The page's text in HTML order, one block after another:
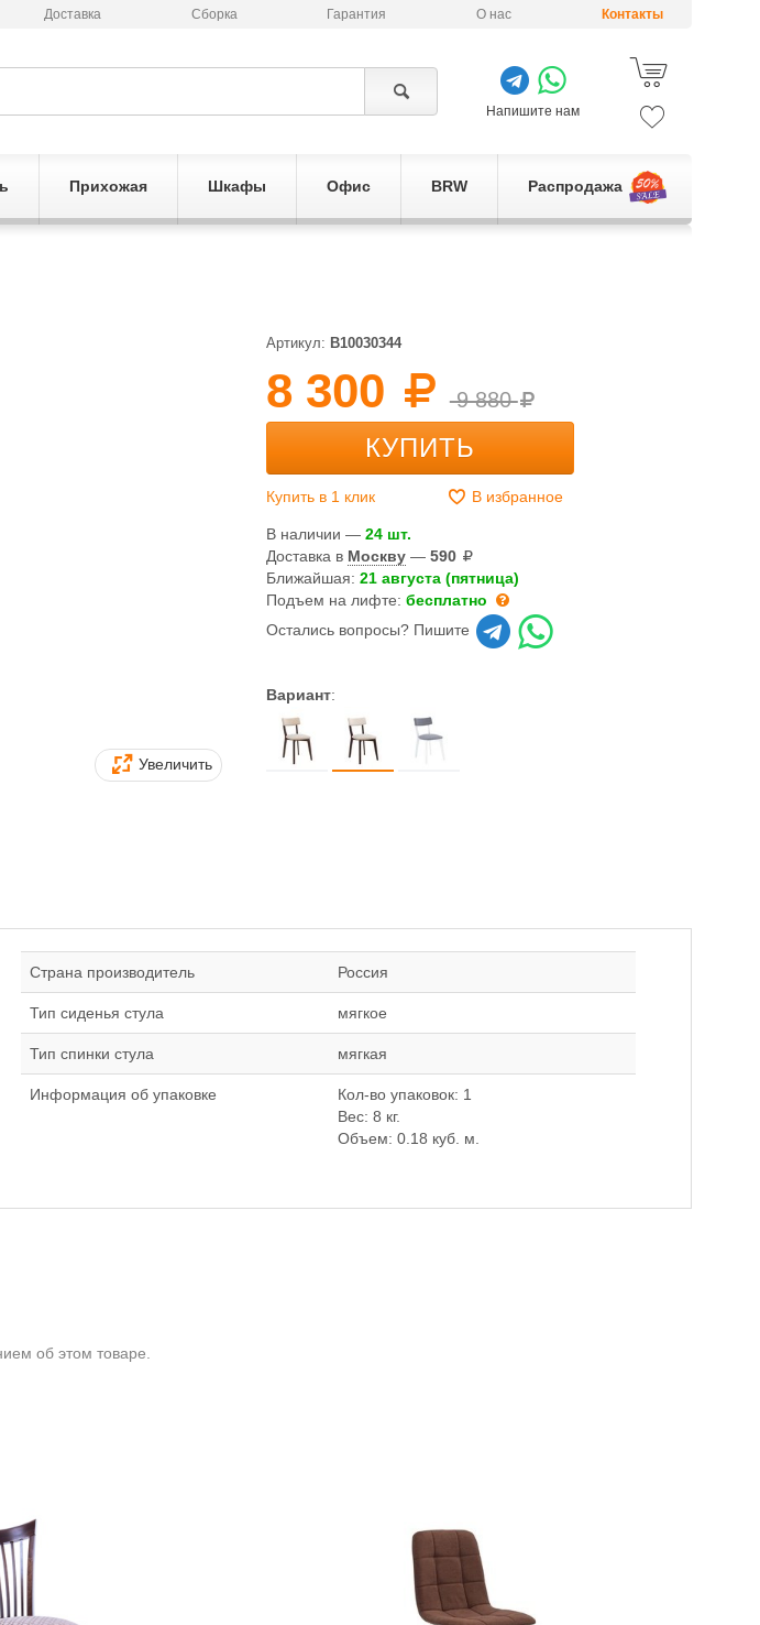
Доставка Сборка Гарантия О нас Контакты
Напишите нам
Прихожая Шкафы Офис BRW Распродажа
Увеличить
Артикул: B10030344
8 300 9 880
КУПИТЬ
Купить в 1 клик В избранное
В наличии —24 шт.
Доставка в Москву —590
Ближайшая:21 августа (пятница)
Подъем на лифте:бесплатно
Остались вопросы? Пишите
Вариант:
Страна производитель Россия
Тип сиденья стула мягкое
Тип спинки стула мягкая
Информация об упаковке
Кол-во упаковок: 1
Вес: 8 кг.
Объем: 0.18 куб. м.
об этом товаре.